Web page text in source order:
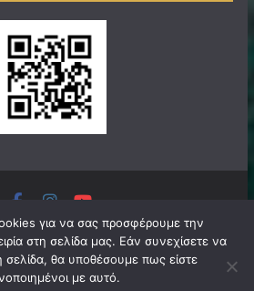
© 2026filadelfeianews.gr. Τα
προστατεύονται.
ThemeGrill. Κατασκευασμένο με
για να σας προσφέρουμε την
στη σελίδα μας. Εάν συνεχίσετε να
σελίδα, θα υποθέσουμε πως είστε
με αυτό.